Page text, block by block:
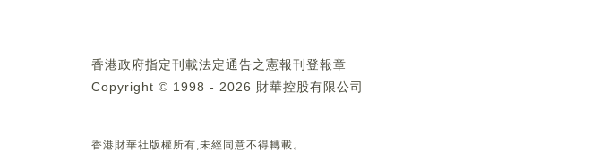
香港政府指定刊載法定通告之憲報刊登報章
Copyright © 1998 - 2026 財華控股有限公司
香港財華社版權所有,未經同意不得轉載。